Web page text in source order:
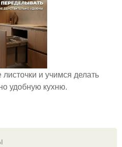
и учимся делать
удобную кухню.